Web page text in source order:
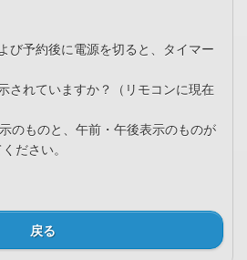
び予約後に電源を切ると、タイマー
されていますか？（リモコンに現在
のものと、午前・午後表示のものが
ださい。
戻る